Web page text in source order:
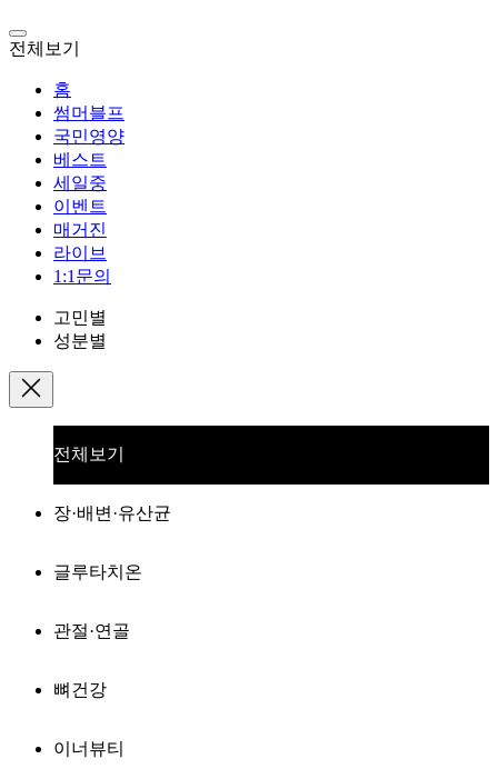
전체보기
홈
썸머블프
국민영양
베스트
세일중
이벤트
매거진
라이브
1:1문의
고민별
성분별
전체보기
장·배변·유산균
글루타치온
관절·연골
뼈건강
이너뷰티